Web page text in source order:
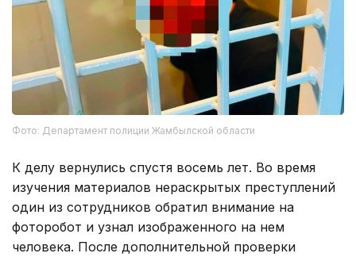
Фото: Департамент полиции Жамбылской области
К делу вернулись спустя восемь лет. Во время
изучения материалов нераскрытых преступлений
один из сотрудников обратил внимание на
фоторобот и узнал изображенного на нем
человека. После дополнительной проверки